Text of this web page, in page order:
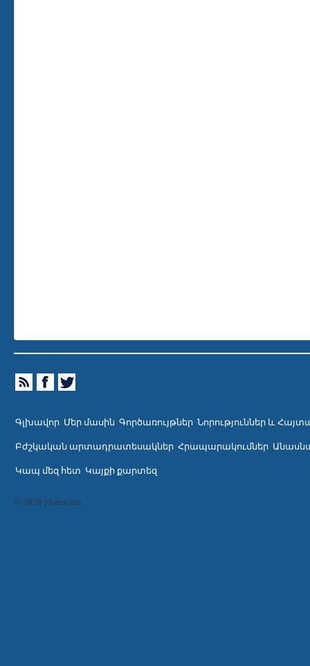
Գլխավոր Մեր մասին Գործառույթներ Նորություններ և
Բժշկական արտադրատեսակներ Հրապարակումներ
Կապ մեզ հետ Կայքի քարտեզ
© 2026 pharm.am